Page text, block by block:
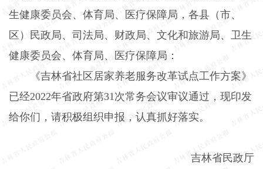
生健康委员会、体育局、医疗保障局，各县（市、
区）民政局、司法局、财政局、文化和旅游局、卫生
健康委员会、体育局、医疗保障局：
《吉林省社区居家养老服务改革试点工作方案》
已经2022年省政府第31 次常务会议审议通过，现印发
给你们，请积极组织申报，认真抓好落实。
吉林省民政厅